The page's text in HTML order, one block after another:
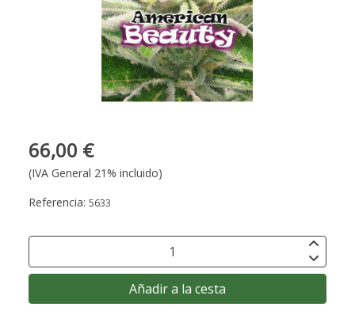
66,00 €
(IVA General 21% incluido)
Referencia: 5633
Añadir a la cesta